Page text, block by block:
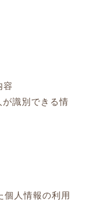
容
識別できる情
個人情報の利用